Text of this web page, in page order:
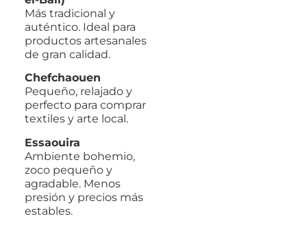
Más tradicional y
auténtico. Ideal para
productos artesanales
de gran calidad.
Chefchaouen
Pequeño, relajado y
perfecto para comprar
textiles y arte local.
Essaouira
Ambiente bohemio,
zoco pequeño y
agradable. Menos
presión y precios más
estables.